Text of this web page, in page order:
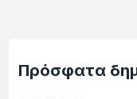
Πρόσφατα